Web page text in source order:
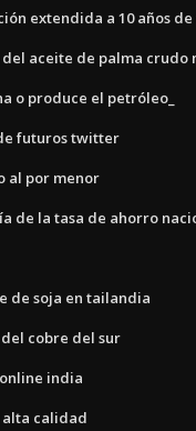
extendida a 10 años
aceite de palma crudo
o produce el petróleo_
futuros twitter
al por menor
de la tasa de ahorro
de soja en tailandia
cobre del sur
india
alta calidad